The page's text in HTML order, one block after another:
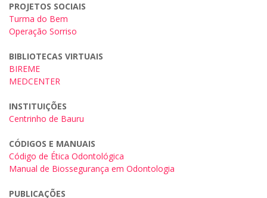
PROJETOS SOCIAIS
Turma do Bem
Operação Sorriso
BIBLIOTECAS VIRTUAIS
BIREME
MEDCENTER
INSTITUIÇÕES
Centrinho de Bauru
CÓDIGOS E MANUAIS
Código de Ética Odontológica
Manual de Biossegurança em Odontologia
PUBLICAÇÕES